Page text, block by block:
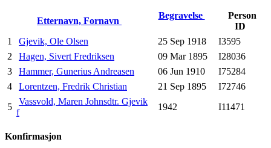
Etternavn, Fornavn
Begravelse
Person
ID
1
Gjevik, Ole Olsen 25 Sep 1918
I3595
2
Hagen, Sivert Fredriksen 09 Mar 1895
I28036
3
Hammer, Gunerius Andreasen 06 Jun 1910
I75284
4
Lorentzen, Fredrik Christian 21 Sep 1895
I72746
5
Vassvold, Maren Johnsdtr. Gjevik
f
1942 I11471
Konfirmasjon